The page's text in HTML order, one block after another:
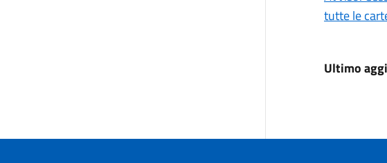
tutte le
Ultimo